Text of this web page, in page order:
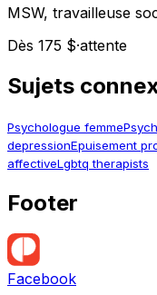
MSW, travailleuse
Dès 175 $·attente
Sujets
Psychologue femme
depressionEpuisement
affectiveLgbtq therapists
Footer
Facebook